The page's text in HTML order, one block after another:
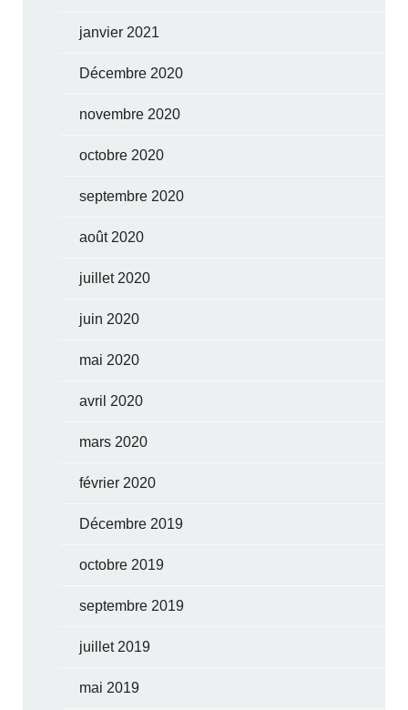
janvier 2021
Décembre 2020
novembre 2020
octobre 2020
septembre 2020
août 2020
juillet 2020
juin 2020
mai 2020
avril 2020
mars 2020
février 2020
Décembre 2019
octobre 2019
septembre 2019
juillet 2019
mai 2019